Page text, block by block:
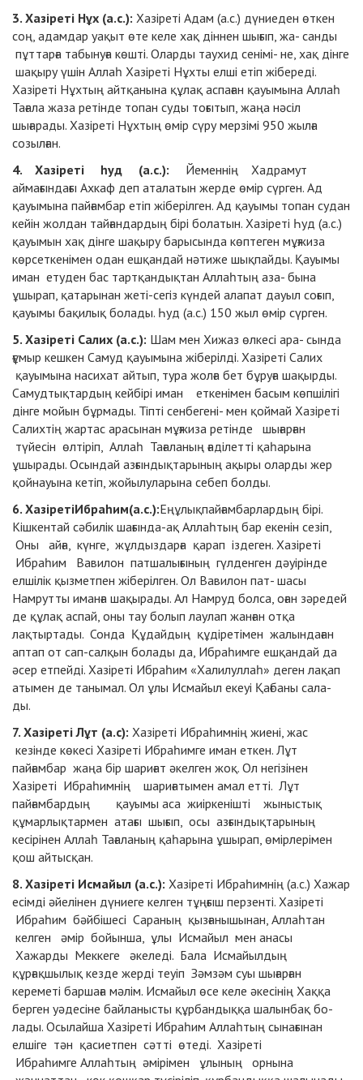
3. Хазіреті Нұх (а.с.): Хазіреті Адам (а.с.) дүниеден өткен
соң, адамдар уақыт өте келе хақ діннен шығып, жа- санды
пұттарға табынуға көшті. Оларды таухид сенімі- не, хақ дінге
шақыру үшін Аллаһ Хазіреті Нұхты елші етіп жібереді.
Хазіреті Нұхтың айтқанына құлақ аспаған қауымына Аллаһ
Тағала жаза ретінде топан суды тоғытып, жаңа нәсіл
шығарады. Хазіреті Нұхтың өмір сүру мерзімі 950 жылға
созылған.
4. Хазіреті һуд (а.с.): Йеменнің Хадрамут
аймағындағы Ахкаф деп аталатын жерде өмір сүрген. Ад
қауымына пайғамбар етіп жіберілген. Ад қауымы топан судан
кейін жолдан тайғандардың бірі болатын. Хазіреті Һуд (а.с.)
қауымын хақ дінге шақыру барысында көптеген мұғжиза
көрсеткенімен одан ешқандай нәтиже шықпайды. Қауымы
иман етуден бас тартқандықтан Аллаһтың аза- бына
ұшырап, қатарынан жеті-сегіз күндей алапат дауыл соғып,
қауымы бақилық болады. Һуд (а.с.) 150 жыл өмір сүрген.
5. Хазіреті Салих (а.с.): Шам мен Хижаз өлкесі ара- сында
ғұмыр кешкен Самуд қауымына жіберілді. Хазіреті Салих
қауымына насихат айтып, тура жолға бет бұруға шақырды.
Самудтықтардың кейбірі иман еткенімен басым көпшілігі
дінге мойын бұрмады. Тіпті сенбегені- мен қоймай Хазіреті
Салихтің жартас арасынан мұғжиза ретінде шығарған
түйесін өлтіріп, Аллаһ Тағаланың ғаділетті қаһарына
ұшырады. Осындай азғындықтарының ақыры оларды жер
қойнауына кетіп, жойылуларына себеп болды.
6. ХазіретіИбраһим(а.с.):Еңұлықпайғамбарлардың бірі.
Кішкентай сәбилік шағында-ақ Аллаһтың бар екенін сезіп,
Оны айға, күнге, жұлдыздарға қарап іздеген. Хазіреті
Ибраһим Вавилон патшалығының гүлденген дәуірінде
елшілік қызметпен жіберілген. Ол Вавилон пат- шасы
Намрутты иманға шақырады. Ал Намруд болса, оған зәредей
де құлақ аспай, оны тау болып лаулап жанған отқа
лақтыртады. Сонда Құдайдың құдіретімен жалындаған
аптап от сап-салқын болады да, Ибраһимге ешқандай да
әсер етпейді. Хазіреті Ибраһим «Халилуллаһ» деген лақап
атымен де танымал. Ол ұлы Исмайыл екеуі Қағбаны сала-
ды.
7. Хазіреті Лұт (а.с): Хазіреті Ибраһимнің жиені, жас
кезінде көкесі Хазіреті Ибраһимге иман еткен. Лұт
пайғамбар жаңа бір шариғат әкелген жоқ. Ол негізінен
Хазіреті Ибраһимнің шариғатымен амал етті. Лұт
пайғамбардың қауымы аса жиіркенішті жыныстық
құмарлықтармен атағы шығып, осы азғындықтарының
кесірінен Аллаһ Тағаланың қаһарына ұшырап, өмірлерімен
қош айтысқан.
8. Хазіреті Исмайыл (а.с.): Хазіреті Ибраһимнің (а.с.) Хажар
есімді әйелінен дүниеге келген тұңғыш перзенті. Хазіреті
Ибраһим бәйбішесі Сараның қызғанышынан, Аллаһтан
келген әмір бойынша, ұлы Исмайыл мен анасы
Хажарды Меккеге әкеледі. Бала Исмайылдың
құрғақшылық кезде жерді теуіп Зәмзәм суы шығарған
кереметі баршаға мәлім. Исмайыл өсе келе әкесінің Хаққа
берген уәдесіне байланысты құрбандыққа шалынбақ бо-
лады. Осылайша Хазіреті Ибраһим Аллаһтың сынағынан
елшіге тән қасиетпен сәтті өтеді. Хазіреті
Ибраһимге Аллаһтың әмірімен ұлының орнына